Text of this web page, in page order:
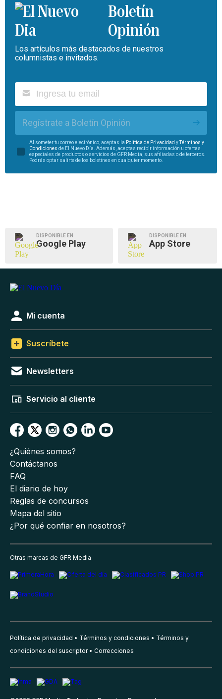
Boletín
Opinión
Los artículos más destacados de nuestros
columnistas e invitados.
Regístrate a Boletín Opinión
Al someter tu correo electrónico, aceptas la Política de Privacidad yTérminos y
Condiciones de El Nuevo Día. Además, aceptas recibir información u ofertas
especiales de productos o servicios de GFR Media, sus afiliadas o de terceros.
Podrás optar salirte de los boletines en cualquier momento.
DISPONIBLE EN
Google Play
DISPONIBLE EN
App Store
Mi cuenta
Suscríbete
Newsletters
Servicio al cliente
¿Quiénes somos?
Contáctanos
FAQ
El diario de hoy
Reglas de concursos
Mapa del sitio
¿Por qué confiar en nosotros?
Otras marcas de GFR Media
Política de privacidad Términos y condiciones
Términos y
condiciones del suscriptor
Correcciones